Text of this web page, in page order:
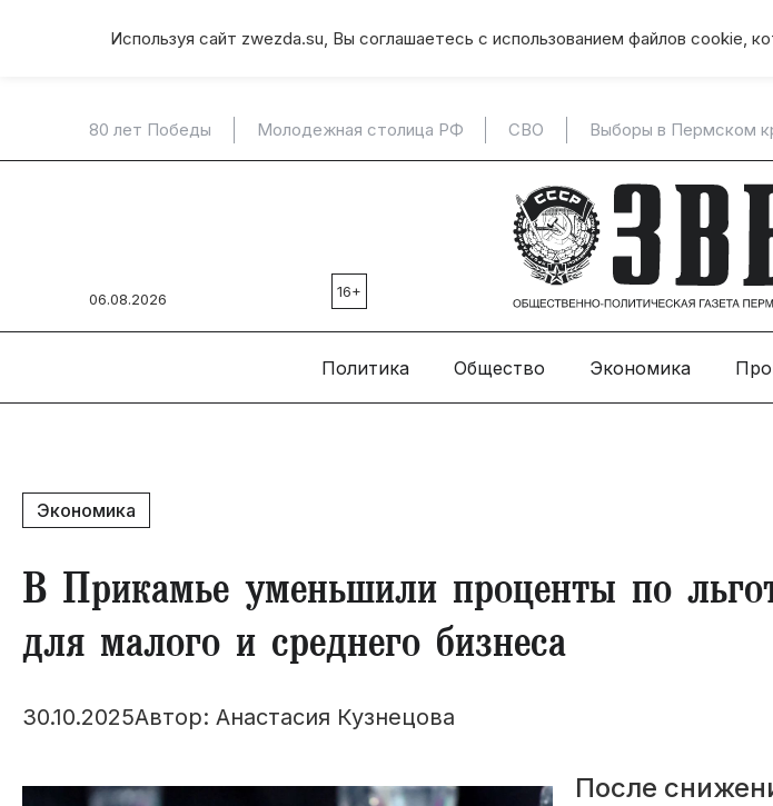
Используя сайт zwezda.su, Вы соглашаетесь с использованием файлов cookie,
80 лет Победы Молодежная столица РФ СВО Выборы в Пермском
06.08.2026 16+
Политика Общество Экономика
Экономика
​В Прикамье уменьшили проценты по
для малого и среднего бизнеса
30.10.2025Автор: Анастасия Кузнецова
После